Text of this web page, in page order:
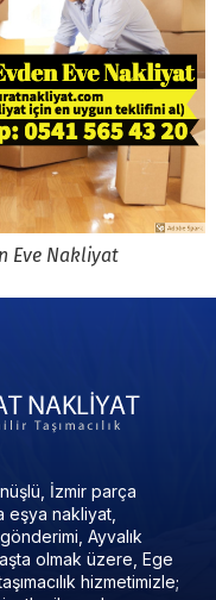
Eve Nakliyat
İzmir parça
eşya nakliyat,
Ayvalık
olmak üzere, Ege
hizmetimizle;